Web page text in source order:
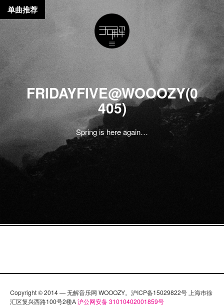
FRIDAYFIVE@WOOOZY(0
405)
Spring is here again…
单曲推荐
Copyright © 2014 — 无解音乐网 WOOOZY。沪ICP备15029822号 上海市徐
汇区复兴西路100号2楼A沪公网安备 31010402001859号